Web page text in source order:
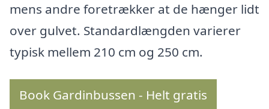
mens andre foretrækker at de hænger lidt
over gulvet. Standardlængden varierer
typisk mellem 210 cm og 250 cm.
Book Gardinbussen - Helt gratis